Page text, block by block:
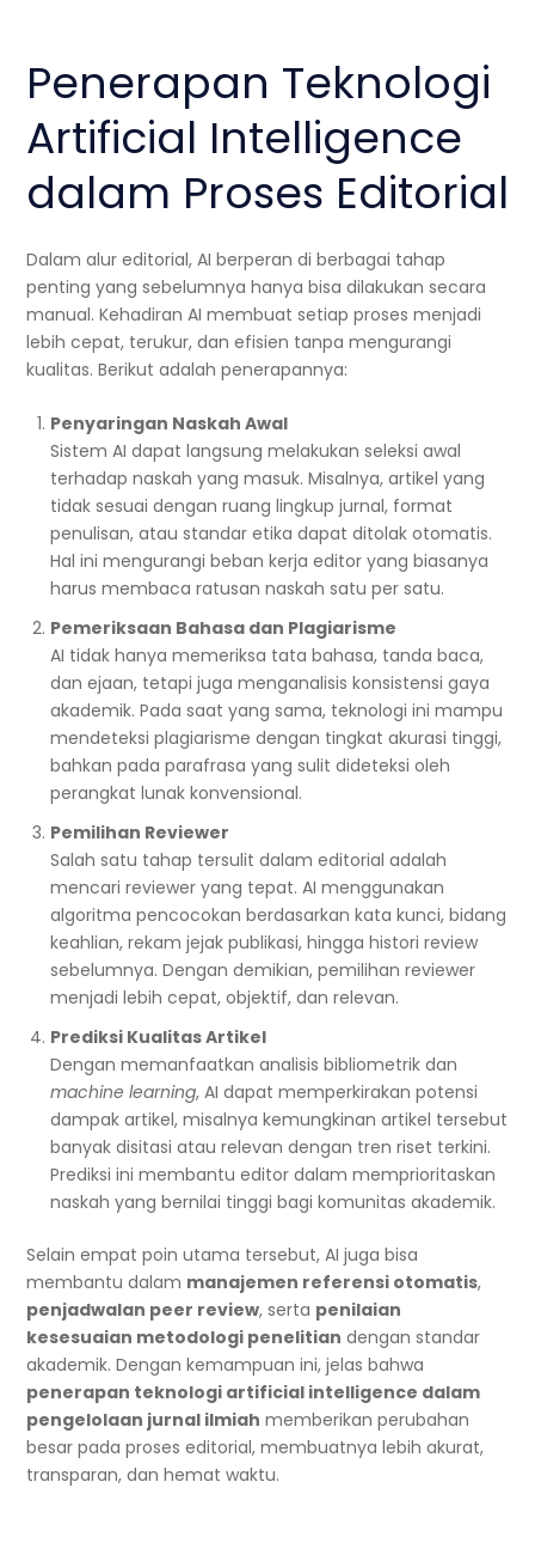
Penerapan Teknologi
Artificial Intelligence
dalam Proses Editorial
Dalam alur editorial, AI berperan di berbagai tahap
penting yang sebelumnya hanya bisa dilakukan secara
manual. Kehadiran AI membuat setiap proses menjadi
lebih cepat, terukur, dan efisien tanpa mengurangi
kualitas. Berikut adalah penerapannya:
Penyaringan Naskah Awal
Sistem AI dapat langsung melakukan seleksi awal
terhadap naskah yang masuk. Misalnya, artikel yang
tidak sesuai dengan ruang lingkup jurnal, format
penulisan, atau standar etika dapat ditolak otomatis.
Hal ini mengurangi beban kerja editor yang biasanya
harus membaca ratusan naskah satu per satu.
Pemeriksaan Bahasa dan Plagiarisme
AI tidak hanya memeriksa tata bahasa, tanda baca,
dan ejaan, tetapi juga menganalisis konsistensi gaya
akademik. Pada saat yang sama, teknologi ini mampu
mendeteksi plagiarisme dengan tingkat akurasi tinggi,
bahkan pada parafrasa yang sulit dideteksi oleh
perangkat lunak konvensional.
Pemilihan Reviewer
Salah satu tahap tersulit dalam editorial adalah
mencari reviewer yang tepat. AI menggunakan
algoritma pencocokan berdasarkan kata kunci, bidang
keahlian, rekam jejak publikasi, hingga histori review
sebelumnya. Dengan demikian, pemilihan reviewer
menjadi lebih cepat, objektif, dan relevan.
Prediksi Kualitas Artikel
Dengan memanfaatkan analisis bibliometrik dan
machine learning, AI dapat memperkirakan potensi
dampak artikel, misalnya kemungkinan artikel tersebut
banyak disitasi atau relevan dengan tren riset terkini.
Prediksi ini membantu editor dalam memprioritaskan
naskah yang bernilai tinggi bagi komunitas akademik.
Selain empat poin utama tersebut, AI juga bisa
membantu dalam manajemen referensi otomatis,
penjadwalan peer review, serta penilaian
kesesuaian metodologi penelitian dengan standar
akademik. Dengan kemampuan ini, jelas bahwa
penerapan teknologi artificial intelligence dalam
pengelolaan jurnal ilmiah memberikan perubahan
besar pada proses editorial, membuatnya lebih akurat,
transparan, dan hemat waktu.